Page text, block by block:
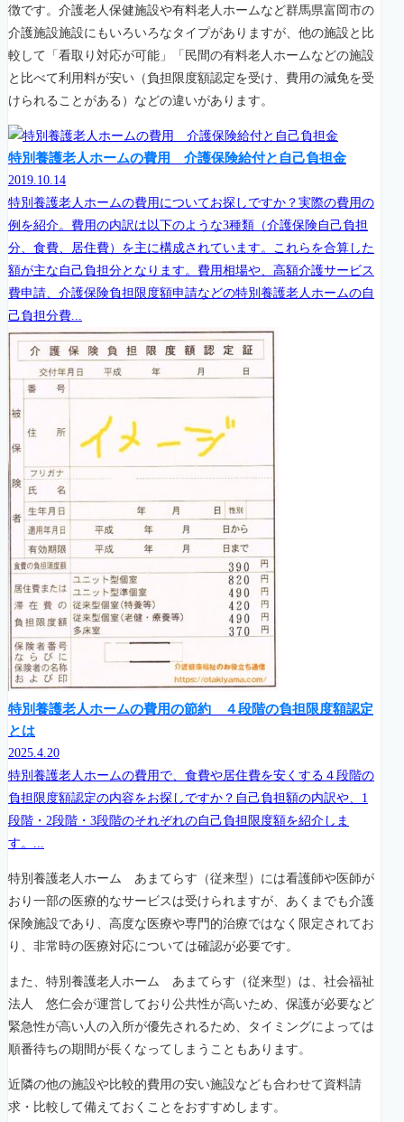
徴です。介護老人保健施設や有料老人ホームなど群馬県富岡市の
介護施設施設にもいろいろなタイプがありますが、他の施設と比
較して「看取り対応が可能」「民間の有料老人ホームなどの施設
と比べて利用料が安い（負担限度額認定を受け、費用の減免を受
けられることがある）などの違いがあります。
特別養護老人ホームの費用 介護保険給付と自己負担金
2019.10.14
特別養護老人ホームの費用についてお探しですか？実際の費用の
例を紹介。費用の内訳は以下のような3種類（介護保険自己負担
分、食費、居住費）を主に構成されています。これらを合算した
額が主な自己負担分となります。費用相場や、高額介護サービス
費申請、介護保険負担限度額申請などの特別養護老人ホームの自
己負担分費...
特別養護老人ホームの費用の節約 ４段階の負担限度額認定
とは
2025.4.20
特別養護老人ホームの費用で、食費や居住費を安くする４段階の
負担限度額認定の内容をお探しですか？自己負担額の内訳や、1
段階・2段階・3段階のそれぞれの自己負担限度額を紹介しま
す。...
特別養護老人ホーム あまてらす（従来型）には看護師や医師が
おり一部の医療的なサービスは受けられますが、あくまでも介護
保険施設であり、高度な医療や専門的治療ではなく限定されてお
り、非常時の医療対応については確認が必要です。
また、特別養護老人ホーム あまてらす（従来型）は、社会福祉
法人 悠仁会が運営しており公共性が高いため、保護が必要など
緊急性が高い人の入所が優先されるため、タイミングによっては
順番待ちの期間が長くなってしまうこともあります。
近隣の他の施設や比較的費用の安い施設なども合わせて資料請
求・比較して備えておくことをおすすめします。